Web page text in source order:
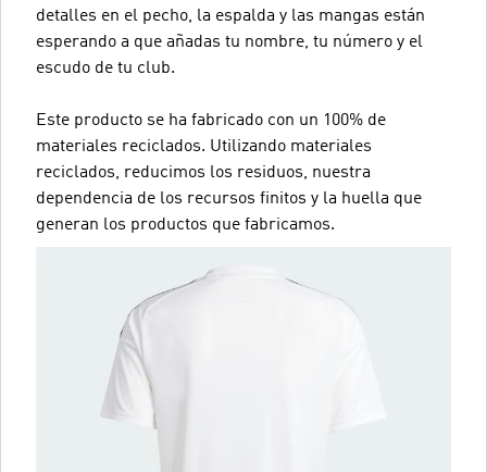
detalles en el pecho, la espalda y las mangas están
esperando a que añadas tu nombre, tu número y el
escudo de tu club.
Este producto se ha fabricado con un 100% de
materiales reciclados. Utilizando materiales
reciclados, reducimos los residuos, nuestra
dependencia de los recursos finitos y la huella que
generan los productos que fabricamos.